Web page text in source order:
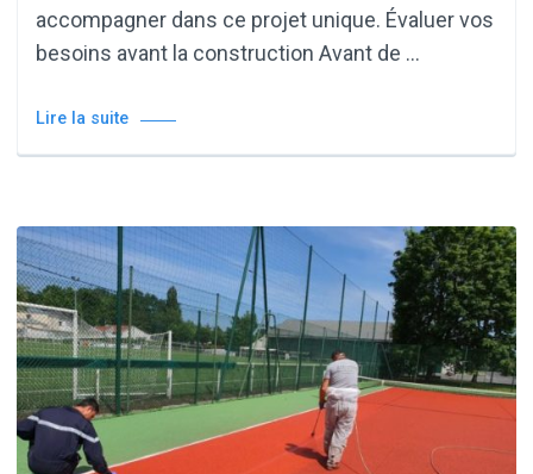
accompagner dans ce projet unique. Évaluer vos
besoins avant la construction Avant de …
Lire la suite